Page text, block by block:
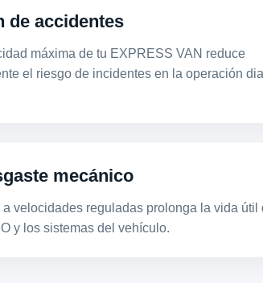
de accidentes
máxima de tu EXPRESS VAN reduce
el riesgo de incidentes en la operación
mecánico
a velocidades reguladas prolonga la vida útil
y los sistemas del vehículo.